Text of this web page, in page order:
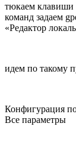
тюкаем клавиши
команд задаем
«Редактор
идем по такому
Конфигурация
Все параметры